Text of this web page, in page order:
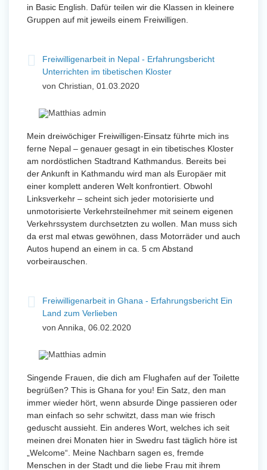
in Basic English. Dafür teilen wir die Klassen in kleinere
Gruppen auf mit jeweils einem Freiwilligen.
Freiwilligenarbeit in Nepal - Erfahrungsbericht
Unterrichten im tibetischen Kloster
von Christian, 01.03.2020
Mein dreiwöchiger Freiwilligen-Einsatz führte mich ins
ferne Nepal – genauer gesagt in ein tibetisches Kloster
am nordöstlichen Stadtrand Kathmandus. Bereits bei
der Ankunft in Kathmandu wird man als Europäer mit
einer komplett anderen Welt konfrontiert. Obwohl
Linksverkehr – scheint sich jeder motorisierte und
unmotorisierte Verkehrsteilnehmer mit seinem eigenen
Verkehrssystem durchsetzten zu wollen. Man muss sich
da erst mal etwas gewöhnen, dass Motorräder und auch
Autos hupend an einem in ca. 5 cm Abstand
vorbeirauschen.
Freiwilligenarbeit in Ghana - Erfahrungsbericht Ein
Land zum Verlieben
von Annika, 06.02.2020
Singende Frauen, die dich am Flughafen auf der Toilette
begrüßen? This is Ghana for you! Ein Satz, den man
immer wieder hört, wenn absurde Dinge passieren oder
man einfach so sehr schwitzt, dass man wie frisch
geduscht aussieht. Ein anderes Wort, welches ich seit
meinen drei Monaten hier in Swedru fast täglich höre ist
„Welcome“. Meine Nachbarn sagen es, fremde
Menschen in der Stadt und die liebe Frau mit ihrem